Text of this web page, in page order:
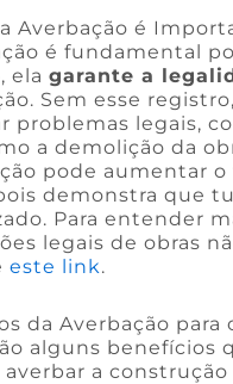
Averbação é
é fundamental
elagarante a
Sem esse
problemas legais,
a demolição da
pode aumentar o
demonstra que
Para entender
legais de obras
este link.
da Averbação para
alguns benefícios
a